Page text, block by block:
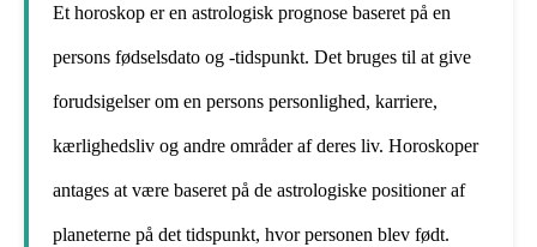
Et horoskop er en astrologisk prognose baseret på en
persons fødselsdato og -tidspunkt. Det bruges til at give
forudsigelser om en persons personlighed, karriere,
kærlighedsliv og andre områder af deres liv. Horoskoper
antages at være baseret på de astrologiske positioner af
planeterne på det tidspunkt, hvor personen blev født.